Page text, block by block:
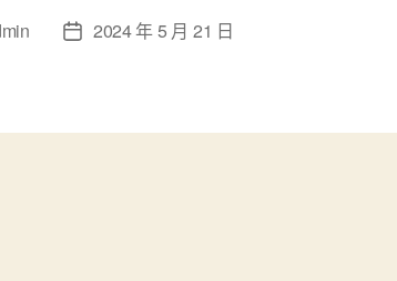
文
日
2024 年 5 月 21 日